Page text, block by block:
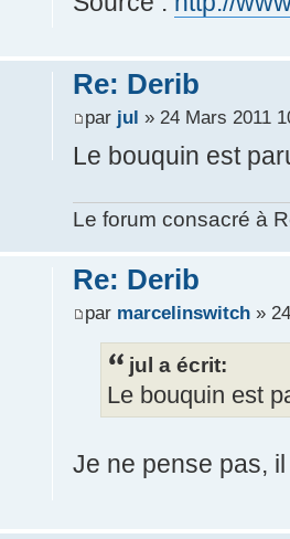
Re: Derib
par jul » 24 Mars 2011
Le bouquin est
Le forum consacré à
Re: Derib
par marcelinswitch»
jul a écrit:
Le bouquin est
Je ne pense pas,